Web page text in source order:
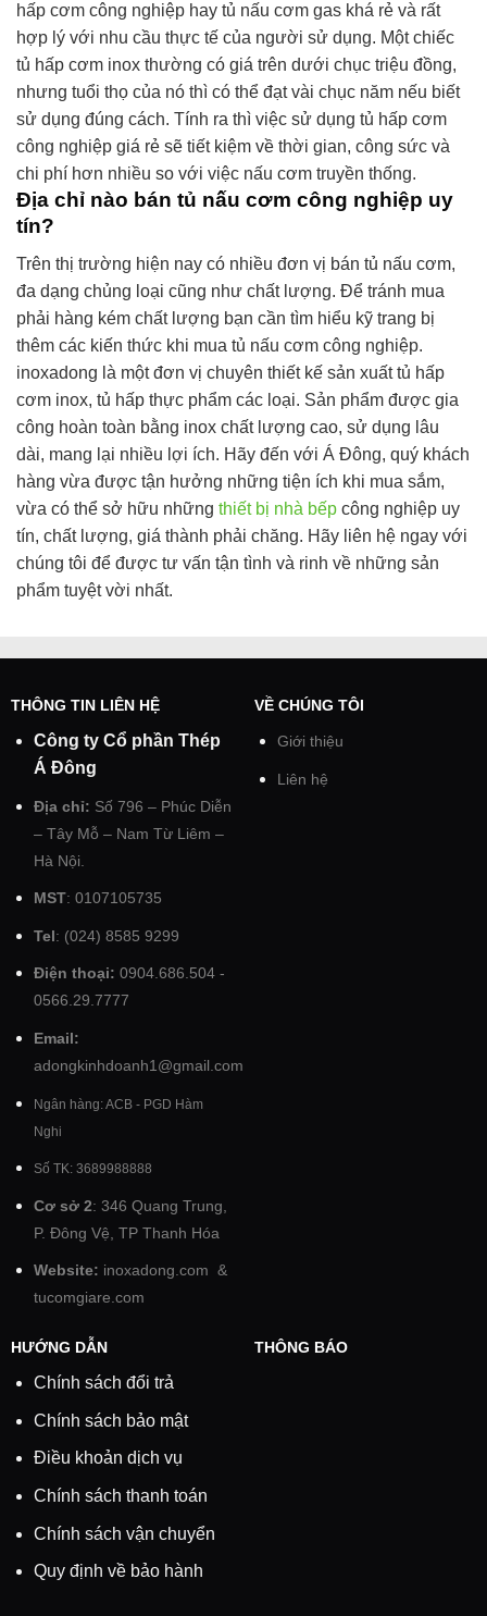
hấp cơm công nghiệp hay tủ nấu cơm gas khá rẻ và rất
hợp lý với nhu cầu thực tế của người sử dụng. Một chiếc
tủ hấp cơm inox thường có giá trên dưới chục triệu đồng,
nhưng tuổi thọ của nó thì có thể đạt vài chục năm nếu biết
sử dụng đúng cách. Tính ra thì việc sử dụng tủ hấp cơm
công nghiệp giá rẻ sẽ tiết kiệm về thời gian, công sức và
chi phí hơn nhiều so với việc nấu cơm truyền thống.
Địa chỉ nào bán tủ nấu cơm công nghiệp uy
tín?
Trên thị trường hiện nay có nhiều đơn vị bán tủ nấu cơm,
đa dạng chủng loại cũng như chất lượng. Để tránh mua
phải hàng kém chất lượng bạn cần tìm hiểu kỹ trang bị
thêm các kiến thức khi mua tủ nấu cơm công nghiệp.
inoxadong là một đơn vị chuyên thiết kế sản xuất tủ hấp
cơm inox, tủ hấp thực phẩm các loại. Sản phẩm được gia
công hoàn toàn bằng inox chất lượng cao, sử dụng lâu
dài, mang lại nhiều lợi ích. Hãy đến với Á Đông, quý khách
hàng vừa được tận hưởng những tiện ích khi mua sắm,
vừa có thể sở hữu những thiết bị nhà bếp công nghiệp uy
tín, chất lượng, giá thành phải chăng. Hãy liên hệ ngay với
chúng tôi để được tư vấn tận tình và rinh về những sản
phẩm tuyệt vời nhất.
THÔNG TIN LIÊN HỆ
Công ty Cổ phần Thép
Á Đông
Địa chỉ: Số 796 – Phúc Diễn
– Tây Mỗ – Nam Từ Liêm –
Hà Nội.
MST: 0107105735
Tel : (024) 8585 9299
Điện thoại: 0904.686.504 -
0566.29.7777
Email:
adongkinhdoanh1@gmail.com
Ngân hàng: ACB - PGD Hàm
Nghi
Số TK: 3689988888
Cơ sở 2: 346 Quang Trung,
P. Đông Vệ, TP Thanh Hóa
Website: inoxadong.com &
tucomgiare.com
VỀ CHÚNG TÔI
Giới thiệu
Liên hệ
HƯỚNG DẪN
Chính sách đổi trả
Chính sách bảo mật
Điều khoản dịch vụ
Chính sách thanh toán
Chính sách vận chuyển
Quy định về bảo hành
THÔNG BÁO